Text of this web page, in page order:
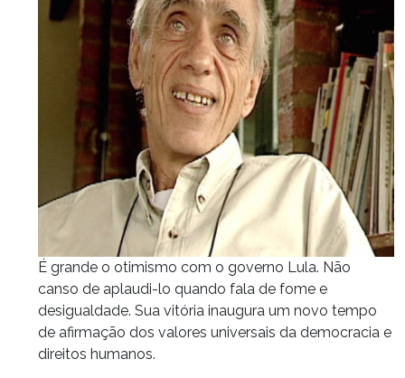
É grande o otimismo com o governo Lula. Não
canso de aplaudi-lo quando fala de fome e
desigualdade. Sua vitória inaugura um novo tempo
de afirmação dos valores universais da democracia e
direitos humanos.